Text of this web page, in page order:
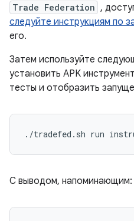
Trade Federation ,
следуйте инструкциям по
его.
Затем используйте
установить APK
тесты и отобразить
./tradefed . sh run
С выводом, напоминающим: